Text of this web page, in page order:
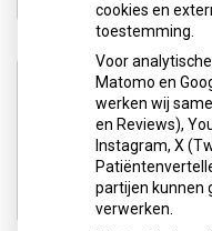
Aangesloten bij:
cookies en
toestemming.
Voor
Matomo en
werken wij
en Reviews),
Instagram, X
partijen kunnen
verwerken.